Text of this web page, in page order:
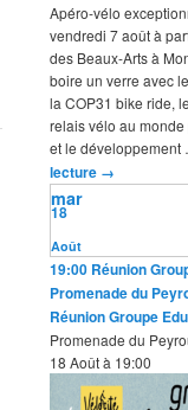
Apéro-vélo
vendredi 7 août à
des Beaux-Arts à
boire un verre avec
la COP31 bike ride,
relais vélo au
et le
lecture →
Août
18
mar
19:00 Réunion
Promenade du
Réunion Groupe
Promenade du
18 Août à 19:00